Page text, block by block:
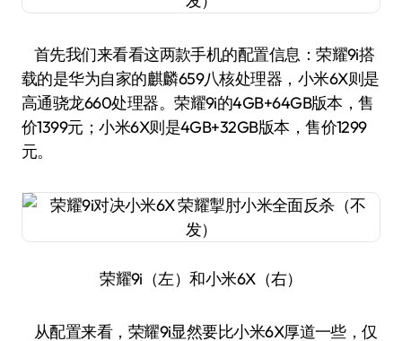
首先我们来看看这两款手机的配置信息：荣耀9i搭
载的是华为自家的麒麟659八核处理器，小米6X则是
高通骁龙660处理器。荣耀9i的4GB+64GB版本，售
价1399元；小米6X则是4GB+32GB版本，售价1299
元。
荣耀9i（左）和小米6X（右）
从配置来看，荣耀9i显然要比小米6X厚道一些，仅